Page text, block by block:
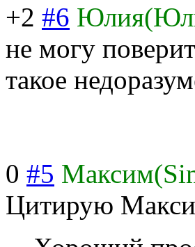
+2 #6
не могу
такое
0 #5
Цитирую